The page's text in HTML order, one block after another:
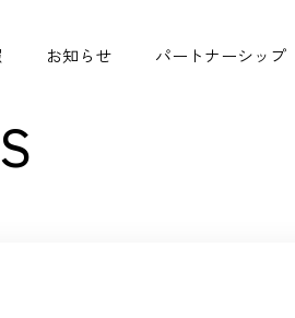
お知らせ パートナーシップ